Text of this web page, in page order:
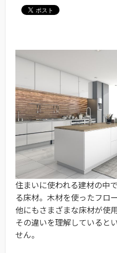
住まいに使われる建材の中
る床材。木材を使ったフロ
他にもさまざまな床材が使
その違いを理解していると
せん。